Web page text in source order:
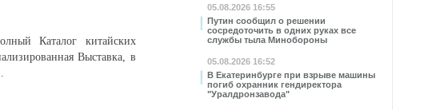
05.08.2026 16:55
Путин сообщил о решении
сосредоточить в одних руках все
службы тыла Минобороны
05.08.2026 16:52
В Екатеринбурге при взрыве машины
погиб охранник гендиректора
"Уралдронзавода"
Каталог китайских
Выставка, в